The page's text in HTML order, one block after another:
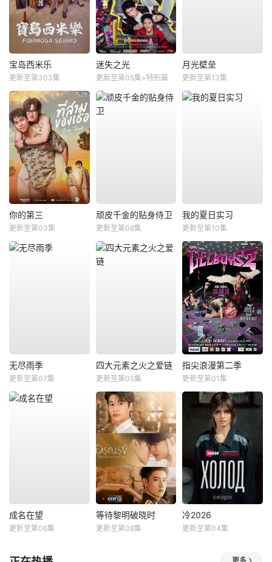
宝岛西米乐
更新至第303集
迷失之光
更新至第05集+特别篇
月光壁垒
更新至第13集
你的第三
更新至第03集
顽皮千金的贴身侍卫
更新至第08集
我的夏日实习
更新至第10集
无尽雨季
更新至第07集
四大元素之火之爱链
更新至第05集
指尖浪漫第二季
更新至第01集
成名在望
更新至第06集
等待黎明破晓时
更新至第08集
冷2026
更新至第04集